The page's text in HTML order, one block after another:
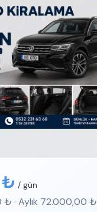
/ gün
₺ · Aylık 72.000,00 ₺